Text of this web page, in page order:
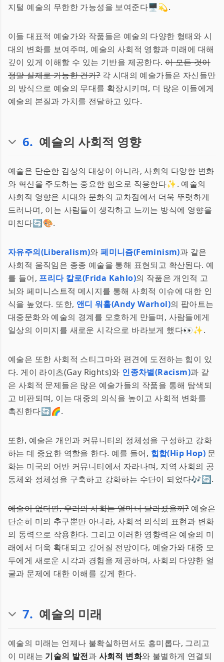
지털 예술의 무한한 가능성을 보여준다🖥️💫.
이들 대표적 예술가와 작품들은 예술의 다양한 형태와 시
대의 변화를 보여주며, 예술의 사회적 영향과 미래에 대해
깊이 있게 이해할 수 있는 기반을 제공한다. 이 모든 것이
정말 실제로 가능한 건가?각 시대의 예술가들은 자신들만
의 방식으로 예술의 무대를 확장시키며, 더 많은 이들에게
예술의 본질과 가치를 전달하고 있다.
6. 예술의 사회적 영향
예술은 단순한 감상의 대상이 아니라, 사회의 다양한 변화
와 혁신을 주도하는 중요한 힘으로 작용한다✨. 예술의
사회적 영향은 시대와 문화의 교차점에서 더욱 뚜렷하게
드러나며, 이는 사람들이 생각하고 느끼는 방식에 영향을
미친다🔄🎨.
자유주의(Liberalism)와페미니즘(Feminism)과 같은
사회적 움직임은 종종 예술을 통해 표현되고 확산된다. 예
를 들어, 프리다 칼로(Frida Kahlo)의 작품은 개인적 고
뇌와 페미니스트적 메시지를 통해 사회적 이슈에 대한 인
식을 높였다. 또한, 앤디 워홀(Andy Warhol)의 팝아트는
대중문화와 예술의 경계를 모호하게 만들며, 사람들에게
일상의 이미지를 새로운 시각으로 바라보게 했다👀✨.
예술은 또한 사회적 스티그마와 편견에 도전하는 힘이 있
다. 게이 라이츠(Gay Rights)와 인종차별(Racism)과 같
은 사회적 문제들은 많은 예술가들의 작품을 통해 탐색되
고 비판되며, 이는 대중의 의식을 높이고 사회적 변화를
촉진한다🔄🌈.
또한, 예술은 개인과 커뮤니티의 정체성을 구성하고 강화
하는 데 중요한 역할을 한다. 예를 들어, 힙합(Hip Hop) 문
화는 미국의 어반 커뮤니티에서 자라나며, 지역 사회의 공
동체와 정체성을 구축하고 강화하는 수단이 되었다🎶🔄.
예술이 없다면, 우리의 사회는 얼마나 달라졌을까?예술은
단순히 미의 추구뿐만 아니라, 사회적 의식의 표현과 변화
의 동력으로 작용한다. 그리고 이러한 영향력은 예술의 미
래에서 더욱 확대되고 깊어질 전망이다, 예술가와 대중 모
두에게 새로운 시각과 경험을 제공하며, 사회의 다양한 얼
굴과 문제에 대한 이해를 깊게 한다.
7. 예술의 미래
예술의 미래는 언제나 불확실하면서도 흥미롭다, 그리고
이 미래는 기술의 발전과 사회적 변화와 불별하게 연결되